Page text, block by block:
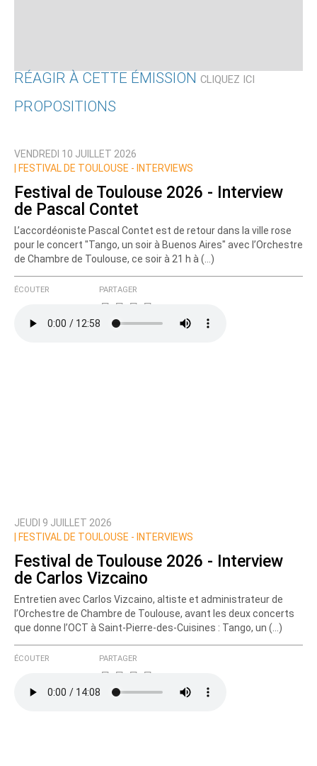
RÉAGIR À CETTE ÉMISSION CLIQUEZ ICI
Nom
Ajoutez votre commentaire ici
Texte de votre message
Prévenez-moi de tous les nouveaux commentaires
PROPOSITIONS
VENDREDI 10 JUILLET 2026
FESTIVAL DE TOULOUSE - INTERVIEWS
Festival de Toulouse 2026 - Interview
de Pascal Contet
L’accordéoniste Pascal Contet est de retour dans la ville rose
pour le concert "Tango, un soir à Buenos Aires" avec l’Orchestre
de Chambre de Toulouse, ce soir à 21 h à (…)
ÉCOUTER PARTAGER
JEUDI 9 JUILLET 2026
FESTIVAL DE TOULOUSE - INTERVIEWS
Festival de Toulouse 2026 - Interview
de Carlos Vizcaino
Entretien avec Carlos Vizcaino, altiste et administrateur de
l’Orchestre de Chambre de Toulouse, avant les deux concerts
que donne l’OCT à Saint-Pierre-des-Cuisines : Tango, un (…)
ÉCOUTER PARTAGER